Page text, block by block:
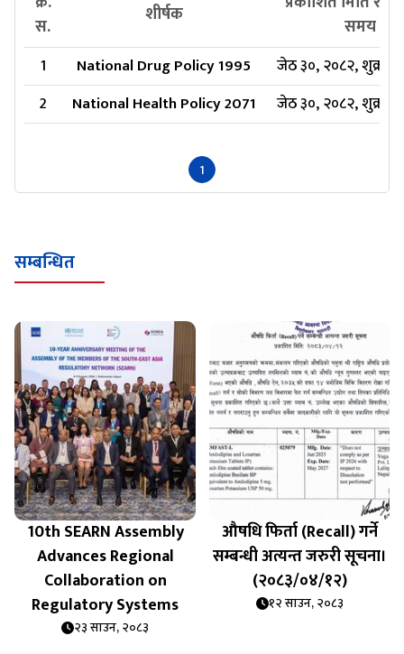
स.
शीर्षक
समय
1 National Drug Policy 1995
जेठ ३०, २०८२,
2
National Health Policy 2071 जेठ ३०, २०८२,
1
सम्बन्धित
10th SEARN Assembly
Advances Regional
Collaboration on
Regulatory Systems
२३ साउन, २०८३
औषधि फिर्ता (Recall) गर्ने
सम्बन्धी अत्यन्त जरुरी सूचना।
(२०८३/०४/१२)
१२ साउन, २०८३